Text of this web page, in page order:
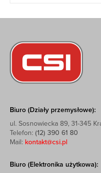
Biuro (Działy przemysłowe):
ul. Sosnowiecka 89, 31-345
Telefon: (12) 390 61 80
Mail: kontakt@csi.pl
Biuro (Elektronika użytkowa):